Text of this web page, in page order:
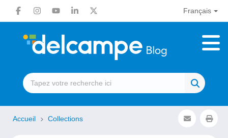
Français
Accueil Collections